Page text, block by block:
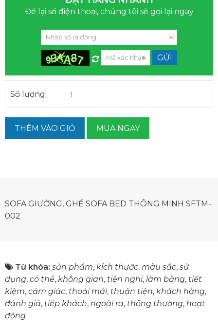
Để lại số điện thoại, chúng tôi sẽ gọi lại ngay
Số lượng
THÊM VÀO GIỎ MUA NGAY
SOFA GIƯỜNG, GHẾ SOFA BED THÔNG MINH SFTM-
002
Từ khóa: sản phẩm, kích thước, màu sắc, sử
dụng, có thể, không gian, tiện nghi, làm bằng, tiết
kiệm, cảm giác, thoải mái, thuận tiện, khách hàng,
đánh giá, tiếp khách, ngoài ra, thông thường, hoạt
động